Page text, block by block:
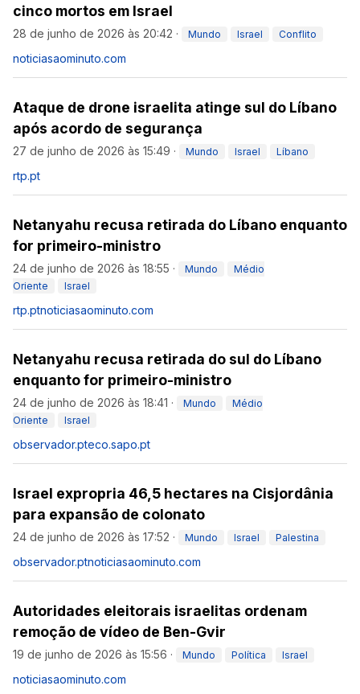
cinco mortos em Israel
28 de junho de 2026 às 20:42 · Mundo Israel Conflito
noticiasaominuto.com
Ataque de drone israelita atinge sul do Líbano
após acordo de segurança
27 de junho de 2026 às 15:49 · Mundo Israel Líbano
rtp.pt
Netanyahu recusa retirada do Líbano enquanto
for primeiro-ministro
24 de junho de 2026 às 18:55 · Mundo
Médio
Oriente
Israel
rtp.ptnoticiasaominuto.com
Netanyahu recusa retirada do sul do Líbano
enquanto for primeiro-ministro
24 de junho de 2026 às 18:41 · Mundo
Médio
Oriente
Israel
observador.pteco.sapo.pt
Israel expropria 46,5 hectares na Cisjordânia
para expansão de colonato
24 de junho de 2026 às 17:52 · Mundo Israel Palestina
observador.ptnoticiasaominuto.com
Autoridades eleitorais israelitas ordenam
remoção de vídeo de Ben-Gvir
19 de junho de 2026 às 15:56 · Mundo Política Israel
noticiasaominuto.com